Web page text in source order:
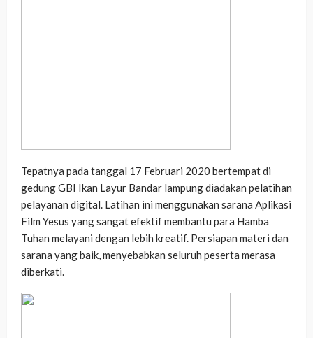
Tepatnya pada tanggal 17 Februari 2020 bertempat di
gedung GBI Ikan Layur Bandar lampung diadakan pelatihan
pelayanan digital. Latihan ini menggunakan sarana Aplikasi
Film Yesus yang sangat efektif membantu para Hamba
Tuhan melayani dengan lebih kreatif. Persiapan materi dan
sarana yang baik, menyebabkan seluruh peserta merasa
diberkati.